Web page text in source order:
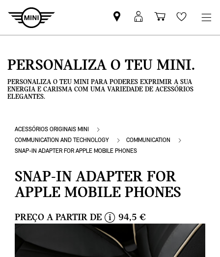
Pesquisar
parceiro
Iniciar
sessão
Carrinho
de
Wishlist
PERSONALIZA O TEU MINI.
PERSONALIZA O TEU MINI PARA PODERES EXPRIMIR A SUA
ENERGIA E CARISMA COM UMA VARIEDADE DE ACESSÓRIOS
ELEGANTES.
ACESSÓRIOS ORIGINAIS MINI
COMMUNICATION AND TECHNOLOGY
COMMUNICATION
SNAP-IN ADAPTER FOR APPLE MOBILE PHONES
SNAP-IN ADAPTER FOR
APPLE MOBILE PHONES
PREÇO A PARTIR DE
i
n
94,5 €